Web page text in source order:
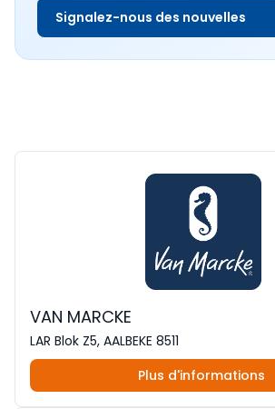
Signalez-nous des nouvelles
VAN MARCKE
LAR Blok Z5, AALBEKE 8511
Plus d'informations